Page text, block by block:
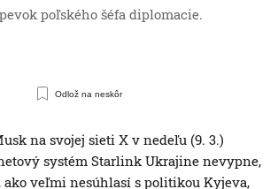
poľského šéfa diplomacie.
Odlož na neskôr
na svojej sieti X v nedeľu (9. 3.)
systém Starlink Ukrajine nevypne,
ako veľmi nesúhlasí s politikou Kyjeva,